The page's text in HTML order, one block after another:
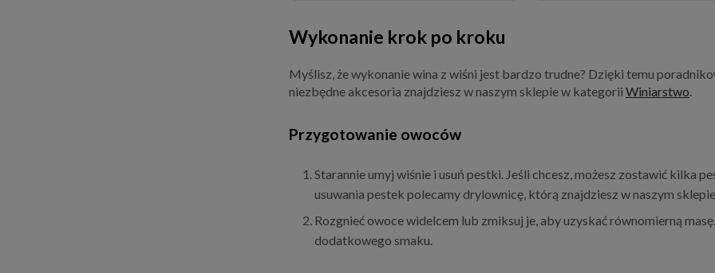
Wykonanie krok po kroku
Myślisz, że wykonanie wina z wiśni jest bardzo trudne? Dzięki temu
niezbędne akcesoria znajdziesz w naszym sklepie w kategorii Winiarstwo.
Przygotowanie owoców
Starannie umyj wiśnie i usuń pestki. Jeśli chcesz, możesz zostawić kilka
usuwania pestek polecamy drylownicę, którą znajdziesz w naszym
Rozgnieć owoce widelcem lub zmiksuj je, aby uzyskać równomierną
dodatkowego smaku.